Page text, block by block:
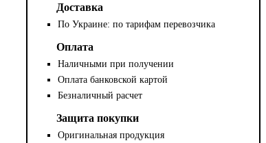
Доставка
По Украине: по тарифам перевозчика
Оплата
Наличными при получении
Оплата банковской картой
Безналичный расчет
Защита покупки
Оригинальная продукция